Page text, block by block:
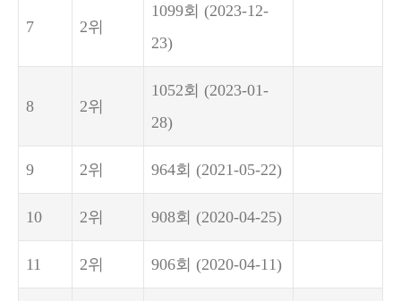
7 2위
1099회 (2023-12-
23)
8 2위
1052회 (2023-01-
28)
9 2위 964회 (2021-05-22)
10 2위 908회 (2020-04-25)
11 2위 906회 (2020-04-11)